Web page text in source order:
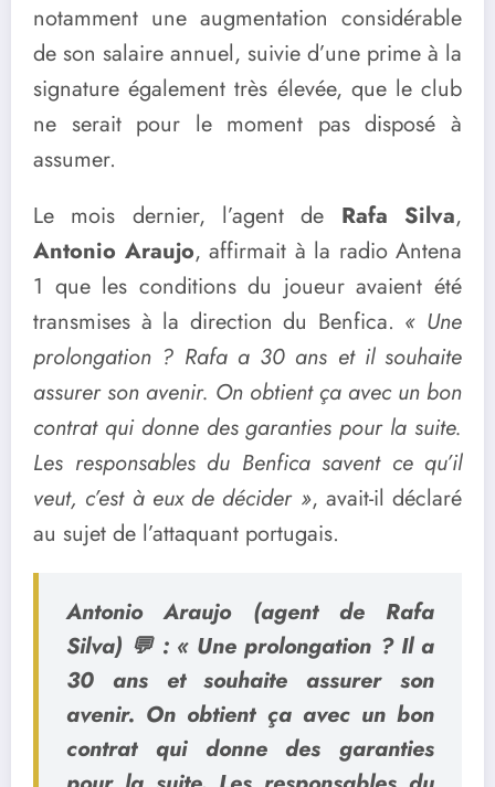
notamment une augmentation considérable
de son salaire annuel, suivie d’une prime à la
signature également très élevée, que le club
ne serait pour le moment pas disposé à
assumer.
Le mois dernier, l’agent de Rafa Silva,
Antonio Araujo, affirmait à la radio Antena
1 que les conditions du joueur avaient été
transmises à la direction du Benfica. « Une
prolongation ? Rafa a 30 ans et il souhaite
assurer son avenir. On obtient ça avec un bon
contrat qui donne des garanties pour la suite.
Les responsables du Benfica savent ce qu’il
veut, c’est à eux de décider », avait-il déclaré
au sujet de l’attaquant portugais.
Antonio Araujo (agent de Rafa
Silva) 💬 : « Une prolongation ? Il a
30 ans et souhaite assurer son
avenir. On obtient ça avec un bon
contrat qui donne des garanties